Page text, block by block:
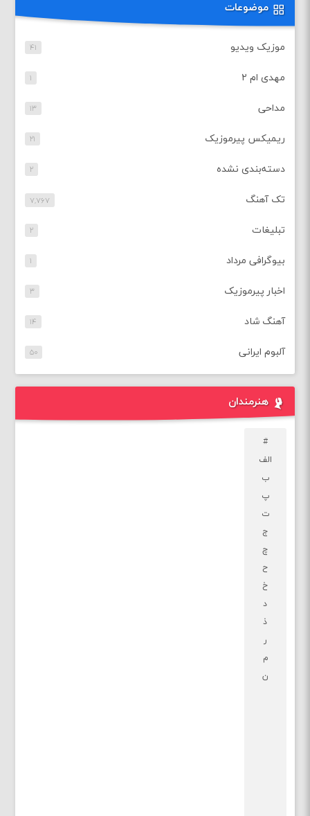
موضوعات
موزیک ویدیو ۴۱
مهدی ام ۲ ۱
مداحی ۱۳
ریمیکس پیرموزیک ۲۱
دسته‌بندی نشده ۲
تک آهنگ ۷,۷۶۷
تبلیغات ۲
بیوگرافی مرداد ۱
اخبار پیرموزیک ۳
آهنگ شاد ۱۴
آلبوم ایرانی ۵۰
هنرمندان
#
الف
ب
پ
ت
ج
چ
ح
خ
د
ذ
ر
م
ن